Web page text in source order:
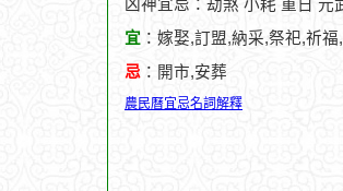
凶神宜忌：劫煞 小耗 重日 元
宜 ：嫁娶,訂盟,納采,祭祀,祈
忌 ：開市,安葬
農民曆宜忌名詞解釋